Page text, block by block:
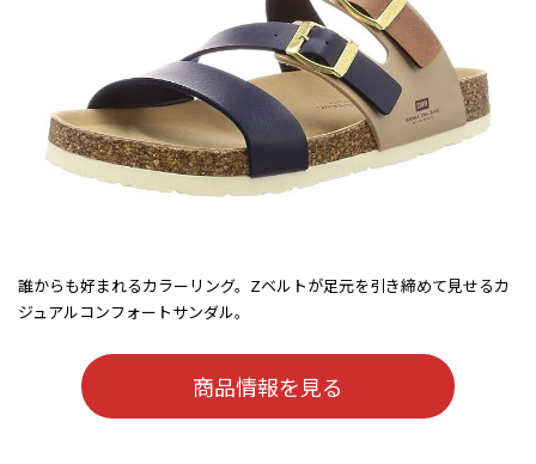
誰からも好まれるカラーリング。Zベルトが足元を引き締めて見せるカ
ジュアルコンフォートサンダル。
商品情報を見る